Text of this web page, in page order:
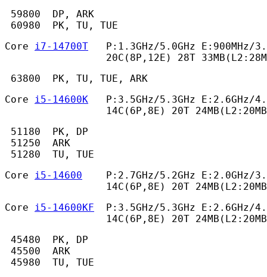
59800  DP, ARK
60980  PK, TU, TUE
Core i7-14700T
P:1.3GHz/5.0GHz E:900MHz/
20C(8P,12E) 28T
63800  PK, TU, TUE, ARK
Core i5-14600K
P:3.5GHz/5.3GHz E:2.6GHz/
14C(6P,8E) 20T
51180  PK, DP
51250  ARK
51280  TU, TUE
Core i5-14600
P:2.7GHz/5.2GHz E:2.0GHz/
14C(6P,8E) 20T
Core i5-14600KF
P:3.5GHz/5.3GHz E:2.6GHz/
14C(6P,8E) 20T
45480  PK, DP
45500  ARK
45980  TU, TUE